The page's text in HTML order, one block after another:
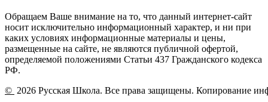
Обращаем Ваше внимание на то, что данный интернет-сайт
носит исключительно информационный характер, и ни при
каких условиях информационные материалы и цены,
размещенные на сайте, не являются публичной офертой,
определяемой положениями Статьи 437 Гражданского кодекса
РФ.
© 2026 Русская Школа. Все права защищены. Копирование